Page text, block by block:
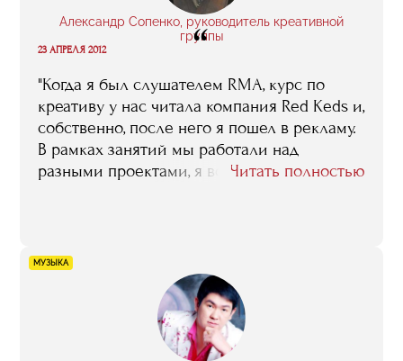
Александр Сопенко, руководитель креативной
группы
“
23 АПРЕЛЯ 2012
"Когда я был слушателем RMA, курс по
креативу у нас читала компания Red Keds и,
собственно, после него я пошел в рекламу.
В рамках занятий мы работали над
разными проектами, я всем понравился и
карьеру в этой сфере..."
Читать полностью
МУЗЫКА